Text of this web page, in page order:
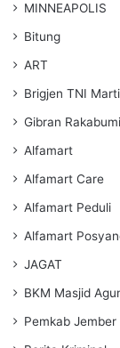
MINNEAPOLIS
Bitung
ART
Brigjen TNI
Gibran
Alfamart
Alfamart Care
Alfamart Peduli
Alfamart
JAGAT
BKM Masjid
Pemkab Jember